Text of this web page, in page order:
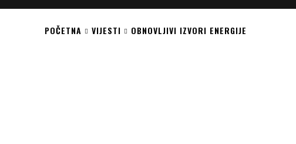
POČETNA VIJESTI OBNOVLJIVI IZVORI ENERGIJE